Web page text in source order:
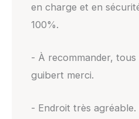
en charge et en
100%.
- À recommander,
guibert merci.
- Endroit très